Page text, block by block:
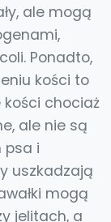
ale mogą
Ponadto,
kości to
kości chociaż
ale nie są
psa i
uszkadzają
mogą
jelitach, a